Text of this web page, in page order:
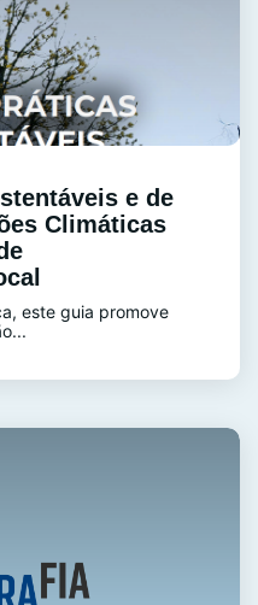
e de
Climáticas
este guia promove